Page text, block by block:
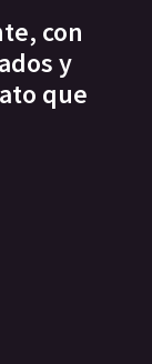
con
y
que